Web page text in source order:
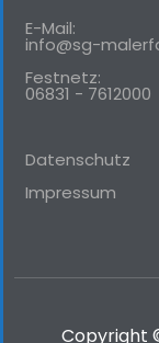
E-Mail:
info@sg-
Festnetz:
06831 - 7612000
Datenschutz
Impressum
Copyright